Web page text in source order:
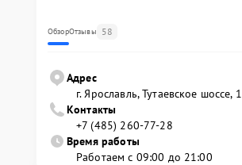
ОбзорОтзывы 58
Адрес
г. Ярославль, Тутаевское шоссе, 1
Контакты
+7 (485) 260-77-28
Время работы
Работаем с 09:00 до 21:00